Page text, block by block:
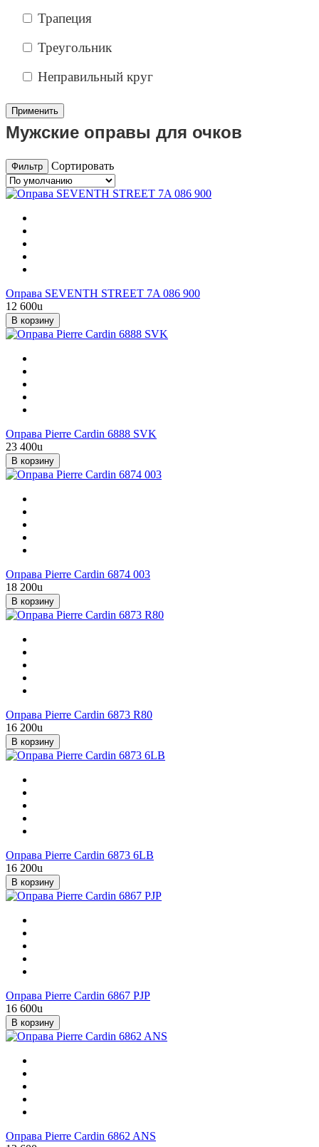
Трапеция
Треугольник
Неправильный круг
Мужские оправы для очков
Фильтр Сортировать
Оправа SEVENTH STREET 7A 086 900
12 600u
В корзину
Оправа Pierre Cardin 6888 SVK
23 400u
В корзину
Оправа Pierre Cardin 6874 003
18 200u
В корзину
Оправа Pierre Cardin 6873 R80
16 200u
В корзину
Оправа Pierre Cardin 6873 6LB
16 200u
В корзину
Оправа Pierre Cardin 6867 PJP
16 600u
В корзину
Оправа Pierre Cardin 6862 ANS